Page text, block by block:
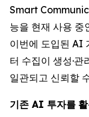
Smart
능을 현재 사용 중
이번에 도입된 AI
터 수집이 생성·관
일관되고 신뢰할
기존 AI 투자를